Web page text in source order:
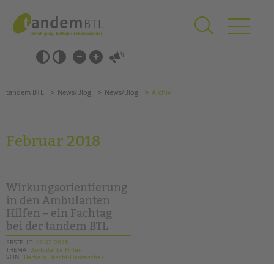
springen
Barrierefrei-
Einstellungen
überspringen
überspringen
Förderzentren
Kollegs
EFöB
Schulbezogene Sozialarbeit
Tagesgruppen
tandem BTL News/Blog News/Blog Archiv
Februar 2018
Wirkungsorientierung
in den Ambulanten
Hilfen – ein Fachtag
bei der tandem BTL
ERSTELLT 19.02.2018
THEMA Ambulante Hilfen
VON
Barbara Brecht-Hadraschek